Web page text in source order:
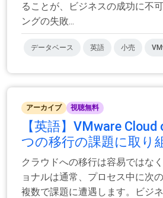
ることが、ビジネスの成功に不
ングの失敗...
データベース 英語 小売
アーカイブ 視聴無料
【英語】VMware Cloud
つの移行の課題に取り
クラウドへの移行は容易ではな
ョナルは通常、プロセス中に次
複数で課題に遭遇します。ビジ